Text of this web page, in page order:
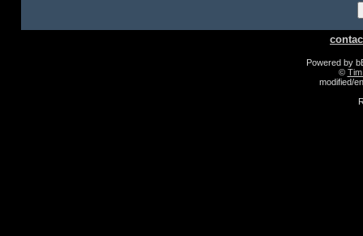
Powered by
©
modified/